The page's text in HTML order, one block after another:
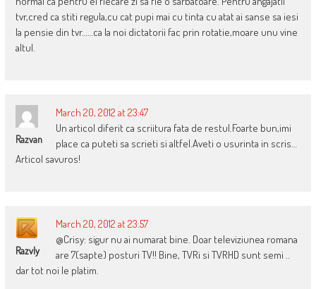
tvr,cred ca stiti regula,cu cat pupi mai cu tinta cu atat ai sanse sa iesi
la pensie din tvr……ca la noi dictatorii fac prin rotatie,moare unu vine
altul.
Razvan
March 20, 2012 at 23:47
Un articol diferit ca scriitura fata de restul.Foarte bun,imi
place ca puteti sa scrieti si altfel.Aveti o usurinta in scris…
Articol savuros!
RazvIy
March 20, 2012 at 23:57
@Crisy: sigur nu ai numarat bine. Doar televiziunea romana
are 7(sapte) posturi TV!! Bine, TVRi si TVRHD sunt semi ..
dar tot noi le platim.